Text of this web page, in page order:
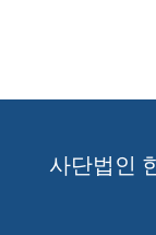
사단법인